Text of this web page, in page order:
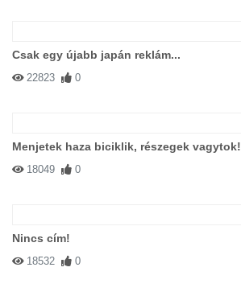
Csak egy újabb japán reklám...
22823 0
Menjetek haza biciklik, részegek vagytok!
18049 0
Nincs cím!
18532 0